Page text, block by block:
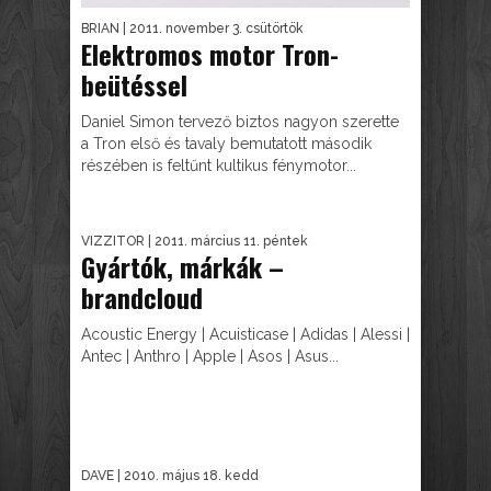
BRIAN | 2011. november 3. csütörtök
Elektromos motor Tron-
beütéssel
Daniel Simon tervező biztos nagyon szerette
a Tron első és tavaly bemutatott második
részében is feltűnt kultikus fénymotor...
VIZZITOR | 2011. március 11. péntek
Gyártók, márkák –
brandcloud
Acoustic Energy | Acuisticase | Adidas | Alessi |
Antec | Anthro | Apple | Asos | Asus...
DAVE | 2010. május 18. kedd